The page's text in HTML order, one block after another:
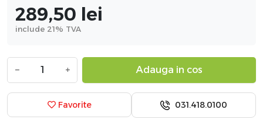
289,50 lei
include 21% TVA
− + Adauga in cos
Favorite 031.418.0100